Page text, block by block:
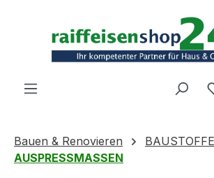
Bauen & Renovieren
BAUSTOFFE
AUSPRESSMASSEN